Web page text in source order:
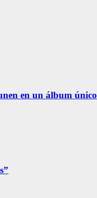
en un álbum único